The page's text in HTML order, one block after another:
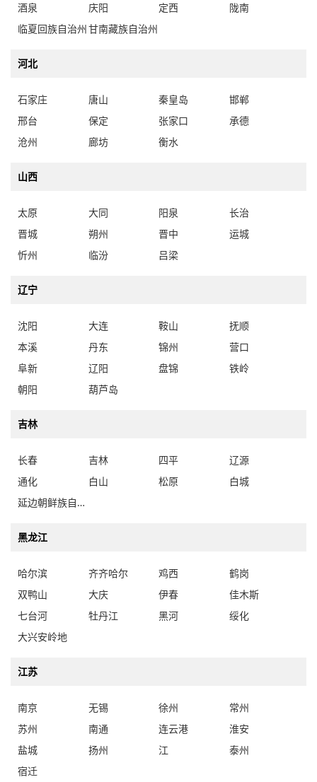
酒泉
庆阳 定西
陇南
临夏回族自治州甘南藏族自治州
河北
石家庄 唐山 秦皇岛
邯郸
邢台
保定 张家口
承德
沧州
廊坊 衡水
山西
太原 大同 阳泉
长治
晋城
朔州 晋中
运城
忻州
临汾 吕梁
辽宁
沈阳 大连 鞍山
抚顺
本溪
丹东 锦州
营口
阜新
辽阳 盘锦
铁岭
朝阳
葫芦岛
吉林
长春 吉林 四平
辽源
通化
白山 松原
白城
延边朝鲜族自治州
黑龙江
哈尔滨 齐齐哈尔 鸡西
鹤岗
双鸭山
大庆 伊春
佳木斯
七台河
牡丹江 黑河
绥化
大兴安岭地
江苏
南京 无锡 徐州
常州
苏州
南通 连云港
淮安
盐城
扬州 江
泰州
宿迁